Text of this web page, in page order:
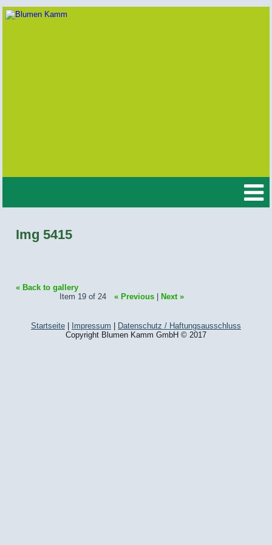
Img 5415
« Back to gallery
Item 19 of 24
« Previous |Next »
Startseite Impressum
Datenschutz / Haftungsausschluss
Copyright Blumen Kamm GmbH © 2017